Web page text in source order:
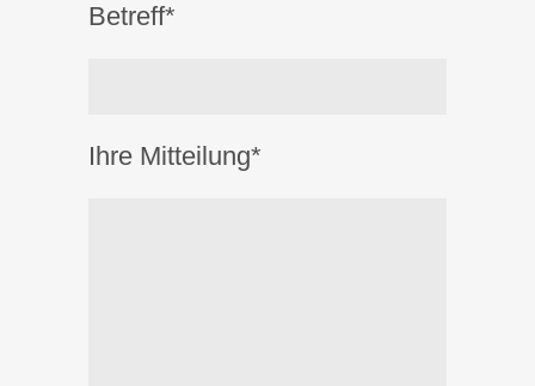
Betreff*
Ihre Mitteilung*